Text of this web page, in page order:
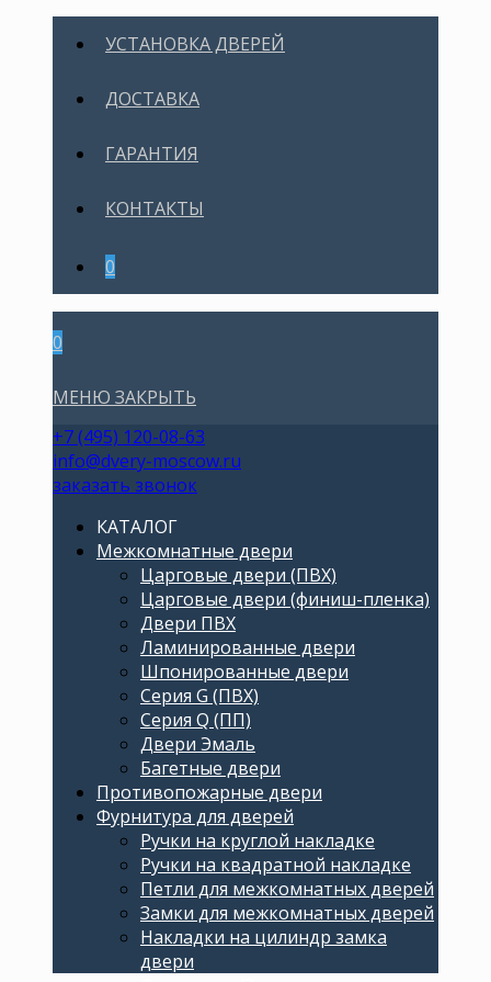
УСТАНОВКА ДВЕРЕЙ
ДОСТАВКА
ГАРАНТИЯ
КОНТАКТЫ
0
0
МЕНЮ ЗАКРЫТЬ
+7 (495) 120-08-63
info@dvery-moscow.ru
заказать звонок
КАТАЛОГ
Межкомнатные двери
Царговые двери (ПВХ)
Царговые двери (финиш-пленка)
Двери ПВХ
Ламинированные двери
Шпонированные двери
Серия G (ПВХ)
Серия Q (ПП)
Двери Эмаль
Багетные двери
Противопожарные двери
Фурнитура для дверей
Ручки на круглой накладке
Ручки на квадратной накладке
Петли для межкомнатных дверей
Замки для межкомнатных дверей
Накладки на цилиндр замка
двери